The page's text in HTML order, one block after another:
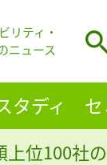
リティ・
ニュース
タディ
上位100社